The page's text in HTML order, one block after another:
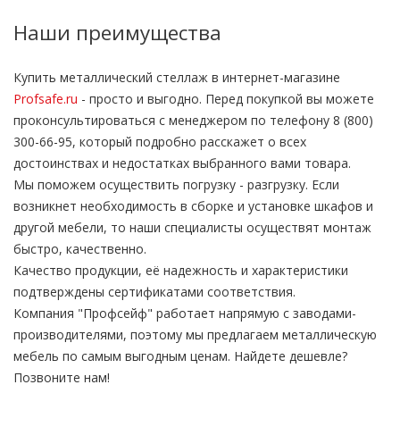
Наши преимущества
Купить металлический стеллаж в интернет-магазине
Profsafe.ru - просто и выгодно. Перед покупкой вы можете
проконсультироваться с менеджером по телефону 8 (800)
300-66-95, который подробно расскажет о всех
достоинствах и недостатках выбранного вами товара.
Мы поможем осуществить погрузку - разгрузку. Если
возникнет необходимость в сборке и установке шкафов и
другой мебели, то наши специалисты осуществят монтаж
быстро, качественно.
Качество продукции, её надежность и характеристики
подтверждены сертификатами соответствия.
Компания "Профсейф" работает напрямую с заводами-
производителями, поэтому мы предлагаем металлическую
мебель по самым выгодным ценам. Найдете дешевле?
Позвоните нам!